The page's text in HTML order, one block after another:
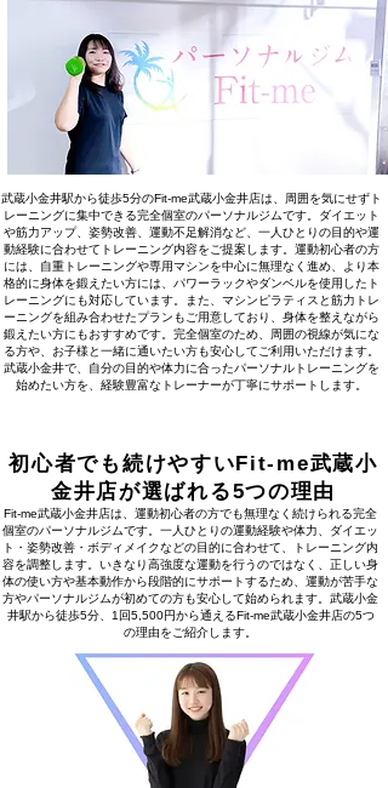
武蔵小金井駅から徒歩5分のFit-me武蔵小金井店は、周囲を気にせずト
レーニングに集中できる完全個室のパーソナルジムです。ダイエット
や筋力アップ、姿勢改善、運動不足解消など、一人ひとりの目的や運
動経験に合わせてトレーニング内容をご提案します。運動初心者の方
には、自重トレーニングや専用マシンを中心に無理なく進め、より本
格的に身体を鍛えたい方には、パワーラックやダンベルを使用したト
レーニングにも対応しています。また、マシンピラティスと筋力トレ
ーニングを組み合わせたプランもご用意しており、身体を整えながら
鍛えたい方にもおすすめです。完全個室のため、周囲の視線が気にな
る方や、お子様と一緒に通いたい方も安心してご利用いただけます。
武蔵小金井で、自分の目的や体力に合ったパーソナルトレーニングを
始めたい方を、経験豊富なトレーナーが丁寧にサポートします。
初心者でも続けやすいFit-me武蔵小
金井店が選ばれる5つの理由
Fit-me武蔵小金井店は、運動初心者の方でも無理なく続けられる完全
個室のパーソナルジムです。一人ひとりの運動経験や体力、ダイエッ
ト・姿勢改善・ボディメイクなどの目的に合わせて、トレーニング内
容を調整します。いきなり高強度な運動を行うのではなく、正しい身
体の使い方や基本動作から段階的にサポートするため、運動が苦手な
方やパーソナルジムが初めての方も安心して始められます。武蔵小金
井駅から徒歩5分、1回5,500円から通えるFit-me武蔵小金井店の5つ
の理由をご紹介します。